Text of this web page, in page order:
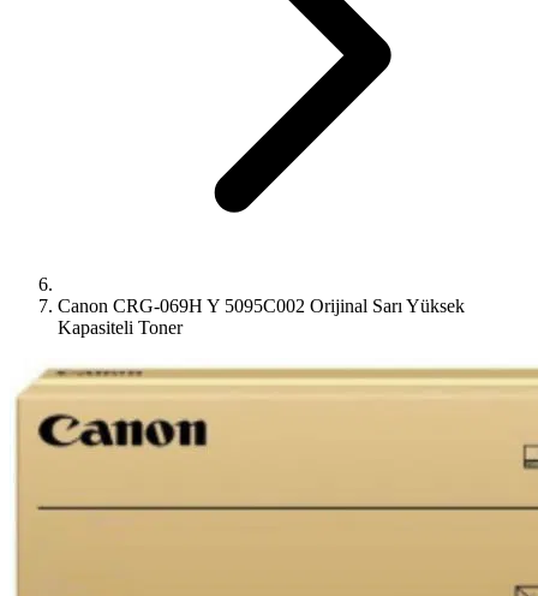
Canon CRG-069H Y 5095C002 Orijinal Sarı Yüksek
Kapasiteli Toner